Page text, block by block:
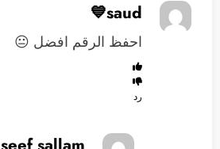
saud💙
احفظ الرقم افضل 😐
رد